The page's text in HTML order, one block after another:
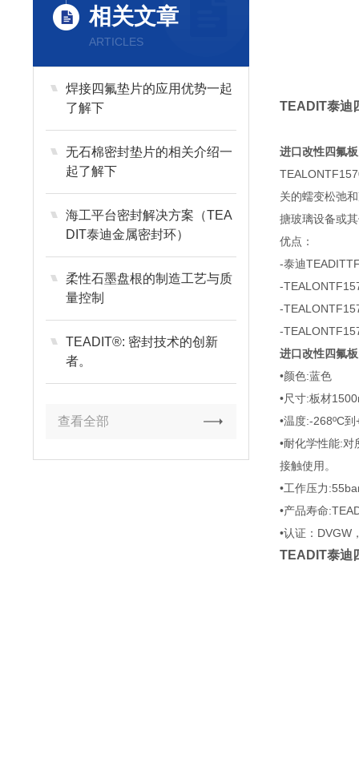
相关文章
ARTICLES
焊接四氟垫片的应用优势一起
了解下
无石棉密封垫片的相关介绍一
起了解下
海工平台密封解决方案（TEA
DIT泰迪金属密封环）
柔性石墨盘根的制造工艺与质
量控制
TEADIT®: 密封技术的创新
者。
查看全部
TEADIT泰迪
进口改性四氟
关的蠕变松弛
搪玻璃设备或
优点：
-泰迪
-
-
-
进口改性四氟
•颜色:蓝色
•尺寸:板材
•温度:-268ºC到
•耐化学性能:
接触使用。
•工作压力
•产品寿命
•认证：DVGW
TEADIT泰迪